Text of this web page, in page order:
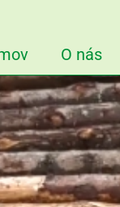
O nás